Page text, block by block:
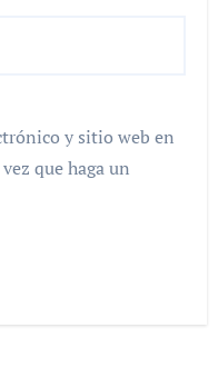
y sitio web en
que haga un